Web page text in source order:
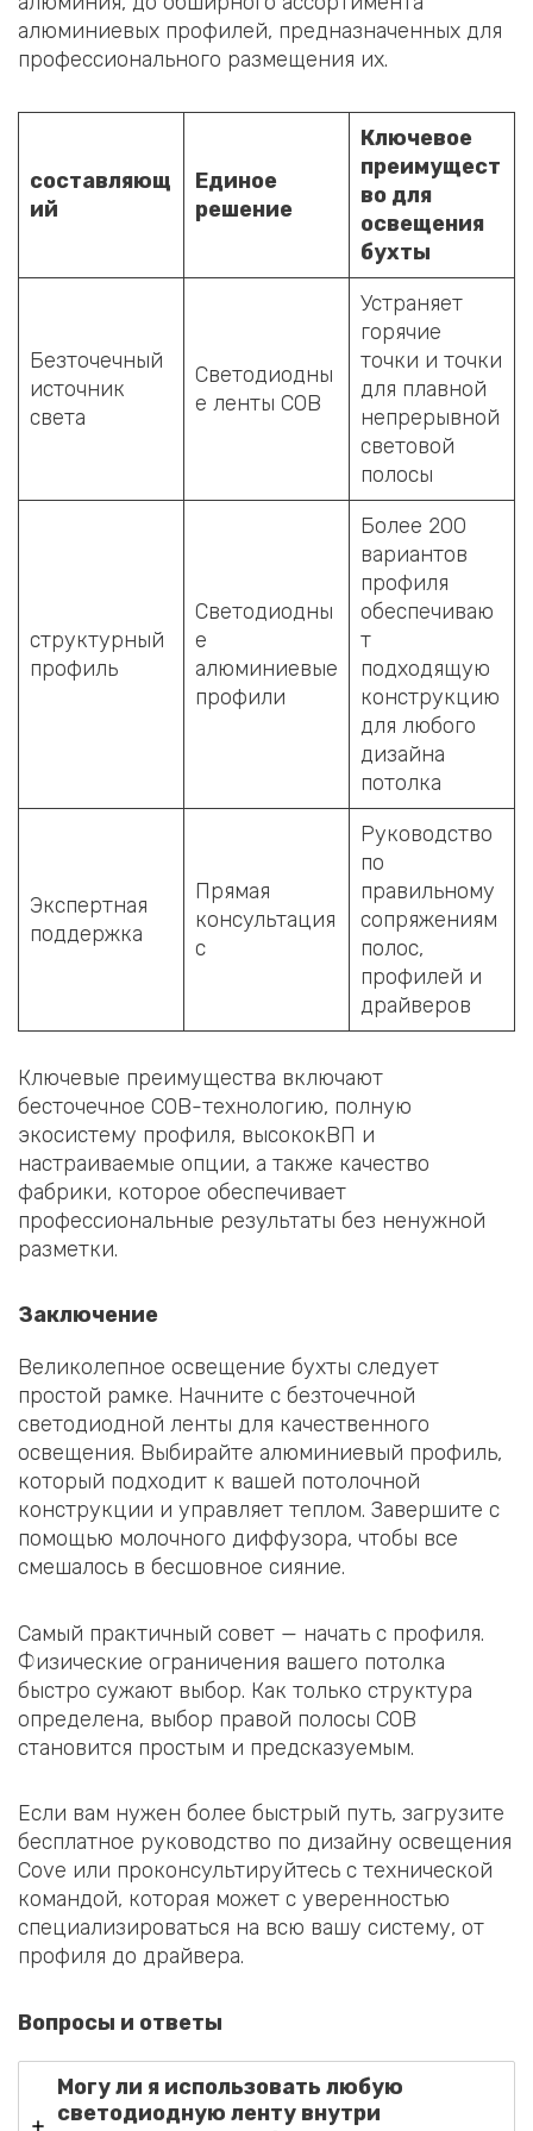
алюминиевых профилей, предназначенных для
профессионального размещения их.
составляющ
ий
Единое
решение
Ключевое
преимущест
во для
освещения
бухты
Безточечный
источник
света
Светодиодны
е ленты COB
Устраняет
горячие
точки и точки
для плавной
непрерывной
световой
полосы
структурный
профиль
Светодиодны
е
алюминиевые
профили
Более 200
вариантов
профиля
обеспечиваю
т
подходящую
конструкцию
для любого
дизайна
потолка
Экспертная
поддержка
Прямая
консультация
с
Руководство
по
правильному
сопряжениям
полос,
профилей и
драйверов
Ключевые преимущества включают
бесточечное COB-технологию, полную
экосистему профиля, высококВП и
настраиваемые опции, а также качество
фабрики, которое обеспечивает
профессиональные результаты без ненужной
разметки.
Заключение
Великолепное освещение бухты следует
простой рамке. Начните с безточечной
светодиодной ленты для качественного
освещения. Выбирайте алюминиевый профиль,
который подходит к вашей потолочной
конструкции и управляет теплом. Завершите с
помощью молочного диффузора, чтобы все
смешалось в бесшовное сияние.
Самый практичный совет — начать с профиля.
Физические ограничения вашего потолка
быстро сужают выбор. Как только структура
определена, выбор правой полосы COB
становится простым и предсказуемым.
Если вам нужен более быстрый путь, загрузите
бесплатное руководство по дизайну освещения
Cove или проконсультируйтесь с технической
командой, которая может с уверенностью
специализироваться на всю вашу систему, от
профиля до драйвера.
Вопросы и ответы
Могу ли я использовать любую
светодиодную ленту внутри